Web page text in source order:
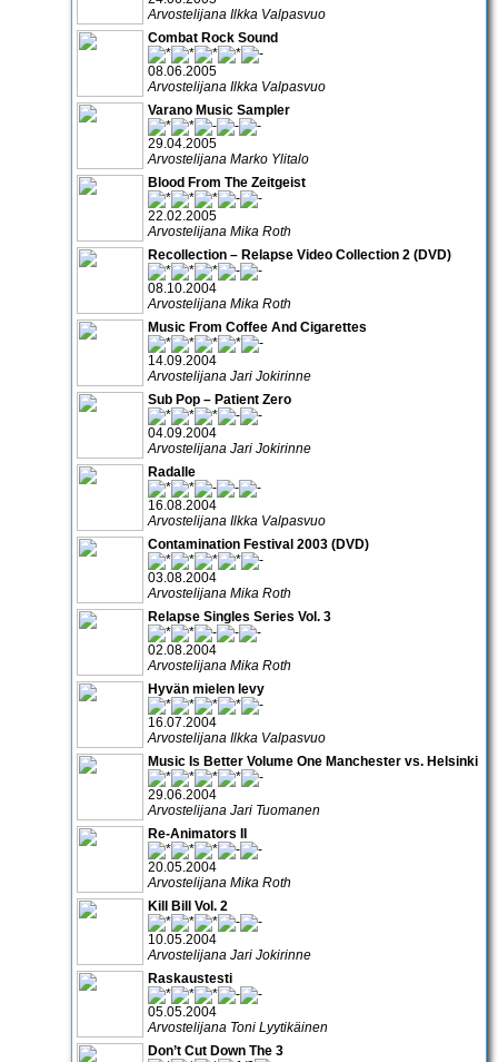
Arvostelijana Ilkka Valpasvuo
Combat Rock Sound
08.06.2005
Arvostelijana Ilkka Valpasvuo
Varano Music Sampler
29.04.2005
Arvostelijana Marko Ylitalo
Blood From The Zeitgeist
22.02.2005
Arvostelijana Mika Roth
Recollection – Relapse Video Collection 2 (DVD)
08.10.2004
Arvostelijana Mika Roth
Music From Coffee And Cigarettes
14.09.2004
Arvostelijana Jari Jokirinne
Sub Pop – Patient Zero
04.09.2004
Arvostelijana Jari Jokirinne
Radalle
16.08.2004
Arvostelijana Ilkka Valpasvuo
Contamination Festival 2003 (DVD)
03.08.2004
Arvostelijana Mika Roth
Relapse Singles Series Vol. 3
02.08.2004
Arvostelijana Mika Roth
Hyvän mielen levy
16.07.2004
Arvostelijana Ilkka Valpasvuo
Music Is Better Volume One Manchester vs. Helsinki
29.06.2004
Arvostelijana Jari Tuomanen
Re-Animators II
20.05.2004
Arvostelijana Mika Roth
Kill Bill Vol. 2
10.05.2004
Arvostelijana Jari Jokirinne
Raskaustesti
05.05.2004
Arvostelijana Toni Lyytikäinen
Don’t Cut Down The 3